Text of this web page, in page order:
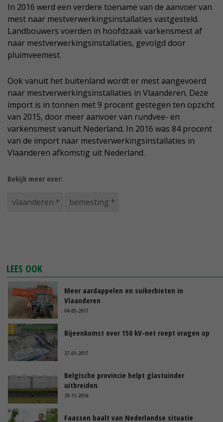
In 2016 werd een verdere toename van de aanvoer van
mest naar mestverwerkingsinstallaties vastgesteld.
Landbouwers voerden in hoofdzaak varkensmest af
naar mestverwerkingsinstallaties, gevolgd door
pluimveemest.
Ook vanuit het buitenland wordt er mest aangevoerd
naar mestverwerkingsinstallaties in Vlaanderen. Deze
import is in tonnen met 9 procent gestegen ten opzicht
van 2015, door meer aanvoer van rundvee- en
varkensmest vanuit Nederland. In 2016 was 84 procent
van de import naar mestverwerkingsinstallaties in
Vlaanderen afkomstig uit Nederland.
Bekijk meer over:
vlaanderen bemesting
LEES OOK
Meer aardappelen en suikerbieten in
Vlaanderen
04-05-2017
Bijeenkomst over 150 kV-net roept vragen op
27-01-2017
Belgische provincie helpt glastuinder
uitbreiden
29-11-2016
Faassen baalt van Nederlandse situatie